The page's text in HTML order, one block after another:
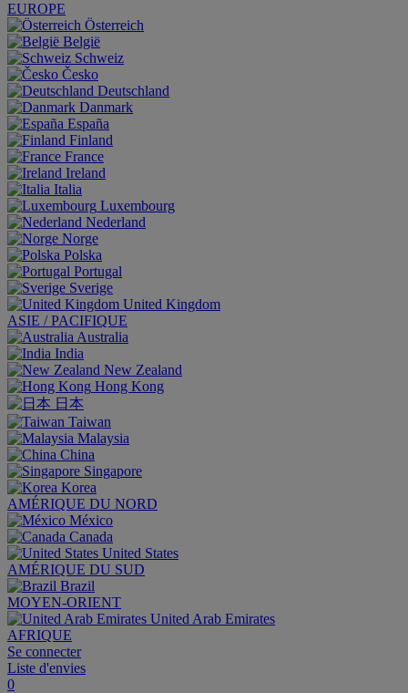
EUROPE
Österreich
België
Schweiz
Česko
Deutschland
Danmark
España
Finland
France
Ireland
Italia
Luxembourg
Nederland
Norge
Polska
Portugal
Sverige
United Kingdom
ASIE / PACIFIQUE
Australia
India
New Zealand
Hong Kong
日本
Taiwan
Malaysia
China
Singapore
Korea
AMÉRIQUE DU NORD
México
Canada
United States
AMÉRIQUE DU SUD
Brazil
MOYEN-ORIENT
United Arab Emirates
AFRIQUE
Se connecter
Liste d'envies
0